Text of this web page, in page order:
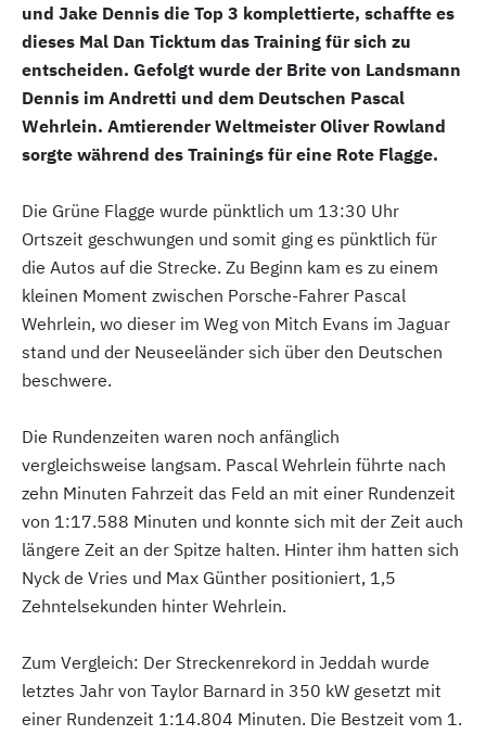
und Jake Dennis die Top 3 komplettierte, schaffte es
dieses Mal Dan Ticktum das Training für sich zu
entscheiden. Gefolgt wurde der Brite von Landsmann
Dennis im Andretti und dem Deutschen Pascal
Wehrlein. Amtierender Weltmeister Oliver Rowland
sorgte während des Trainings für eine Rote Flagge.
Die Grüne Flagge wurde pünktlich um 13:30 Uhr
Ortszeit geschwungen und somit ging es pünktlich für
die Autos auf die Strecke. Zu Beginn kam es zu einem
kleinen Moment zwischen Porsche-Fahrer Pascal
Wehrlein, wo dieser im Weg von Mitch Evans im Jaguar
stand und der Neuseeländer sich über den Deutschen
beschwere.
Die Rundenzeiten waren noch anfänglich
vergleichsweise langsam. Pascal Wehrlein führte nach
zehn Minuten Fahrzeit das Feld an mit einer Rundenzeit
von 1:17.588 Minuten und konnte sich mit der Zeit auch
längere Zeit an der Spitze halten. Hinter ihm hatten sich
Nyck de Vries und Max Günther positioniert, 1,5
Zehntelsekunden hinter Wehrlein.
Zum Vergleich: Der Streckenrekord in Jeddah wurde
letztes Jahr von Taylor Barnard in 350 kW gesetzt mit
einer Rundenzeit 1:14.804 Minuten. Die Bestzeit vom 1.